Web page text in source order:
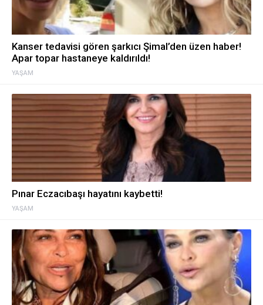
YAŞAM
Kanser tedavisi gören şarkıcı Şimal’den üzen haber!
Apar topar hastaneye kaldırıldı!
YAŞAM
Pınar Eczacıbaşı hayatını kaybetti!